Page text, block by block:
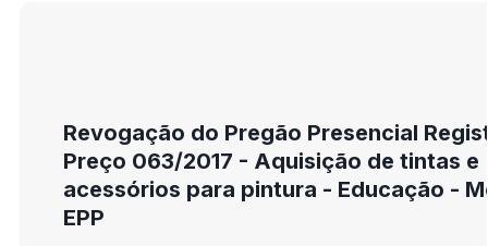
Revogação do Pregão Presencial
Preço 063/2017 - Aquisição de tintas e
acessórios para pintura - Educação -
EPP